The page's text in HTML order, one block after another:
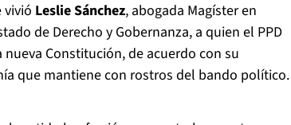
vivió Leslie Sánchez, abogada Magíster en
de Derecho y Gobernanza, a quien el PPD
Constitución, de acuerdo con su
que mantiene con rostros del bando político.